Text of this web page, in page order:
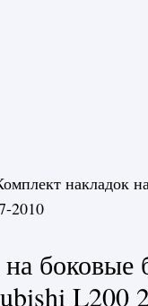
накладок
2010
боковые
L200